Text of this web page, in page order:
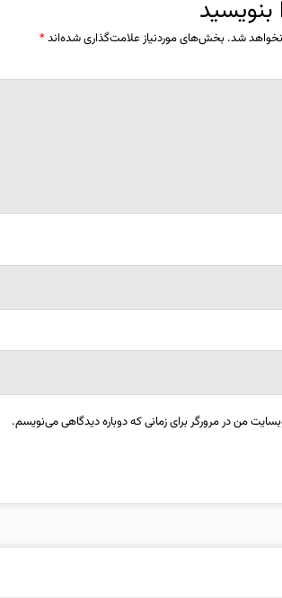
بنویسید
شد. بخش‌های موردنیاز علامت‌گذاری شده‌اند*
من در مرورگر برای زمانی که دوباره دیدگاهی می‌نویسم.